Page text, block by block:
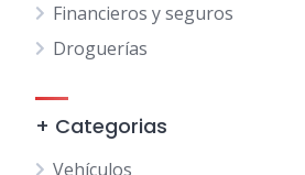
Financieros y seguros
Droguerías
+ Categorias
Vehículos